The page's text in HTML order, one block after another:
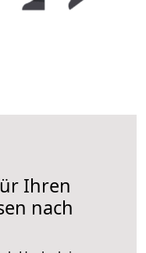
Ihren
nach